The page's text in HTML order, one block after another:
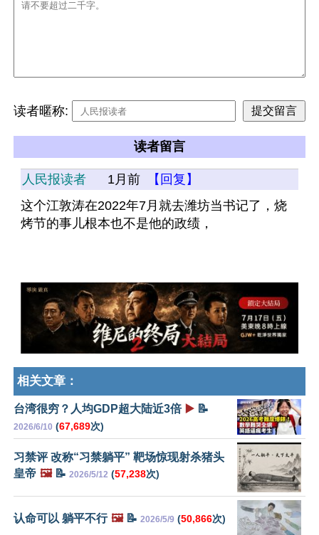
读者暱称:
读者留言
人民报读者 1月前
【回复】
这个江敦涛在2022年7月就去潍坊当书记了，烧
烤节的事儿根本也不是他的政绩，
相关文章：
台湾很穷？人均GDP超大陆近3倍 ▶️ 📝
2026/6/10 (67,689次)
习禁评 改称“习禁躺平” 靶场惊现射杀猪头
皇帝 🖼️📝 2026/5/12 (57,238次)
认命可以 躺平不行 🖼️📝 2026/5/9 (50,866次)